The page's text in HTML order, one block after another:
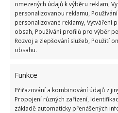
omezených údajů k výběru reklam,
personalizovanou reklamu,
personalizované reklamy, Vytváření
obsah, Používání profilů pro výběr
Rozvoj a zlepšování služeb, Použití
obsahu.
Funkce
Přiřazování a kombinování údajů z
Propojení různých zařízení,
základě automaticky přenášených